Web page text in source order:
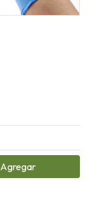
Agregar